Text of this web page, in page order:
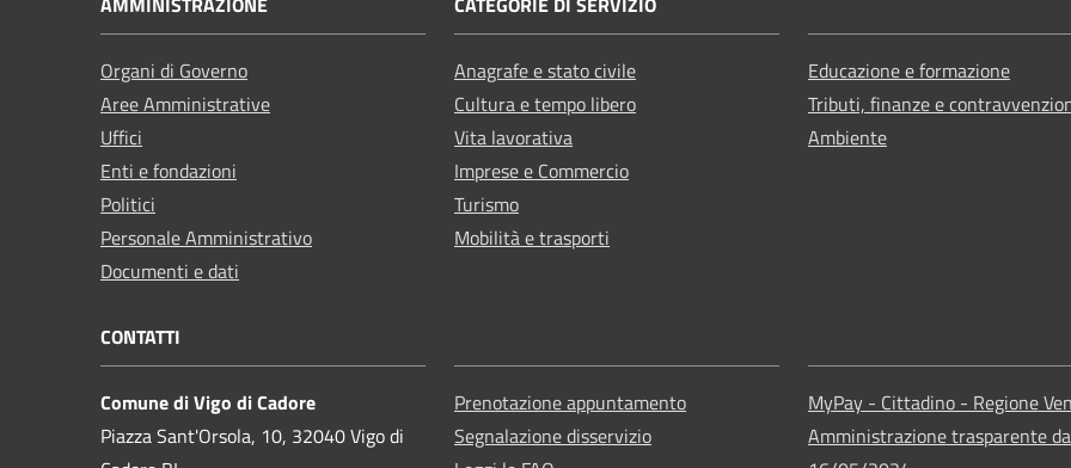
Organi di Governo
Aree Amministrative
Uffici
Enti e fondazioni
Politici
Personale Amministrativo
Documenti e dati
Anagrafe e stato civile
Cultura e tempo libero
Vita lavorativa
Imprese e Commercio
Turismo
Mobilità e trasporti
Educazione e formazione
Tributi, finanze e
Ambiente
CONTATTI
Comune di Vigo di Cadore
Piazza Sant'Orsola, 10, 32040 Vigo di
Prenotazione appuntamento
Segnalazione disservizio
MyPay - Cittadino - Regione
Amministrazione trasparente